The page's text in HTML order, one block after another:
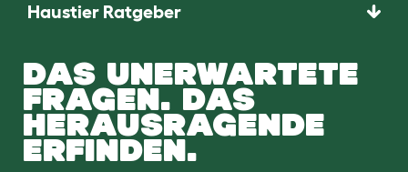
Haustier Ratgeber
DAS UNERWARTETE
FRAGEN. DAS
HERAUSRAGENDE
ERFINDEN.